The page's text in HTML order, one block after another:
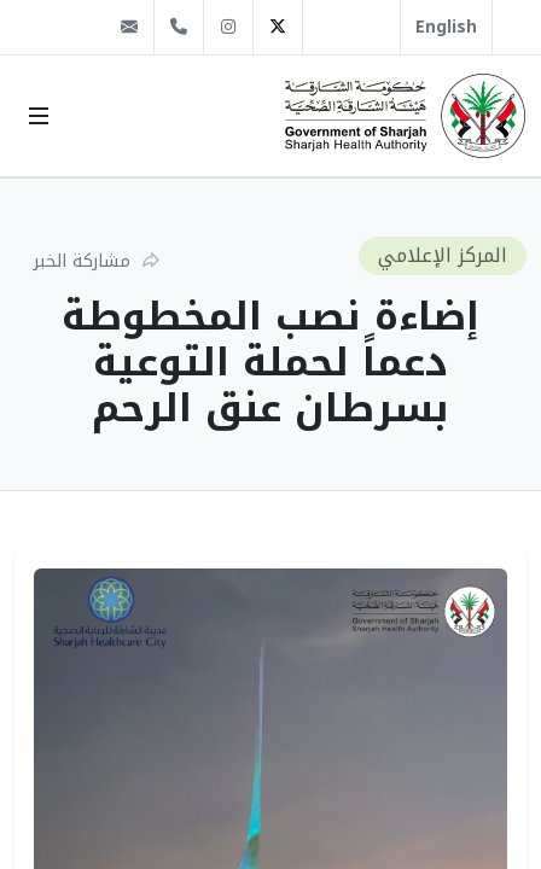
English
Twitter
Instagram
1666 509 6 971+
المركز الإعلامي مشاركة الخبر
إضاءة نصب المخطوطة
دعماً لحملة التوعية
بسرطان عنق الرحم